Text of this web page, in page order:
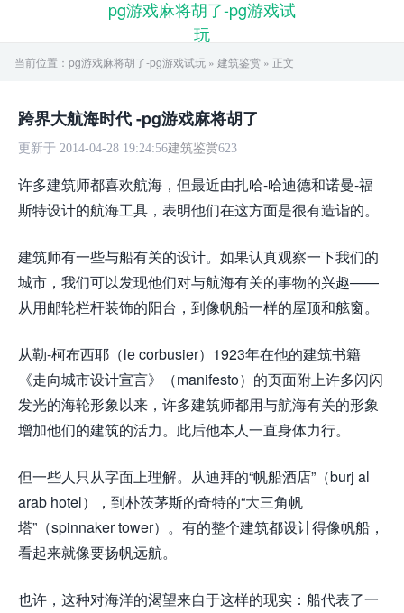
pg游戏麻将胡了-pg游戏试
玩
当前位置： pg游戏麻将胡了-pg游戏试玩 » 建筑鉴赏 » 正文
跨界大航海时代 -pg游戏麻将胡了
更新于 2014-04-28 19:24:56建筑鉴赏623
许多建筑师都喜欢航海，但最近由扎哈-哈迪德和诺曼-福
斯特设计的航海工具，表明他们在这方面是很有造诣的。
建筑师有一些与船有关的设计。如果认真观察一下我们的
城市，我们可以发现他们对与航海有关的事物的兴趣——
从用邮轮栏杆装饰的阳台，到像帆船一样的屋顶和舷窗。
从勒-柯布西耶（le corbusier）1923年在他的建筑书籍
《走向城市设计宣言》（manifesto）的页面附上许多闪闪
发光的海轮形象以来，许多建筑师都用与航海有关的形象
增加他们的建筑的活力。此后他本人一直身体力行。
但一些人只从字面上理解。从迪拜的“帆船酒店”（burj al
arab hotel），到朴茨茅斯的奇特的“大三角帆
塔”（spinnaker tower）。有的整个建筑都设计得像帆船，
看起来就像要扬帆远航。
也许，这种对海洋的渴望来自于这样的现实：船代表了一